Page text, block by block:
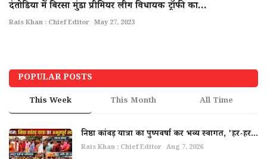
दंतोडिया में बिरसा मुंडा प्रीमियर लीग विधायक ट्रॉफी का...
Rais Khan : Chief Editor May 27, 2023
POPULAR POSTS
This Week This Month All Time
निष्ठा कांवड़ यात्रा का पुष्पवर्षा कर भव्य स्वागत, 'हर-हर...
Rais Khan : Chief Editor Aug 7, 2026